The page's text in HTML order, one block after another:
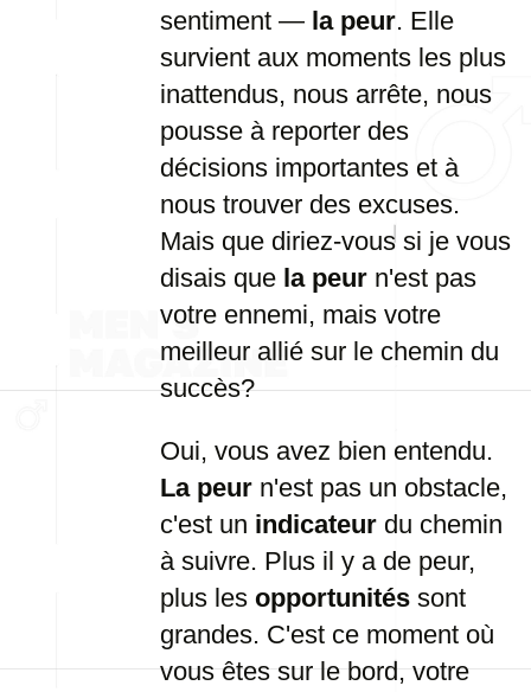
sentiment — la peur. Elle
survient aux moments les plus
inattendus, nous arrête, nous
pousse à reporter des
décisions importantes et à
nous trouver des excuses.
Mais que diriez-vous si je vous
disais que la peur n'est pas
votre ennemi, mais votre
meilleur allié sur le chemin du
succès?
Oui, vous avez bien entendu.
La peur n'est pas un obstacle,
c'est un indicateur du chemin
à suivre. Plus il y a de peur,
plus les opportunités sont
grandes. C'est ce moment où
vous êtes sur le bord, votre